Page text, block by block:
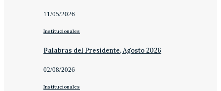
11/05/2026
Institucionales
Palabras del Presidente, Agosto 2026
02/08/2026
Institucionales